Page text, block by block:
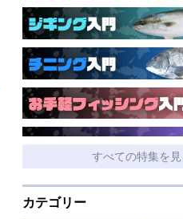
すべての特集を見
カテゴリー